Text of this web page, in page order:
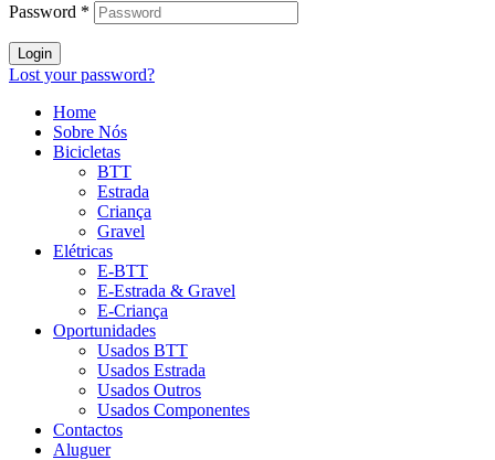
Password *
Login
Lost your password?
Home
Sobre Nós
Bicicletas
BTT
Estrada
Criança
Gravel
Elétricas
E-BTT
E-Estrada & Gravel
E-Criança
Oportunidades
Usados BTT
Usados Estrada
Usados Outros
Usados Componentes
Contactos
Aluguer